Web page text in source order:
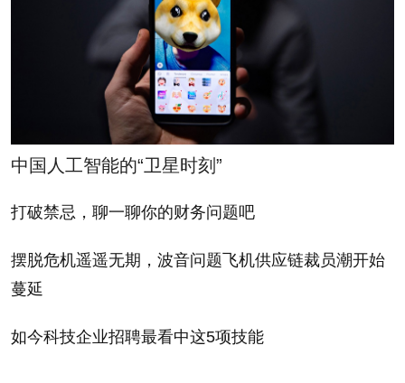
强生CEO 4 / 23
中国人工智能的“卫星时刻”
打破禁忌，聊一聊你的财务问题吧
摆脱危机遥遥无期，波音问题飞机供应链裁员潮开始
蔓延
如今科技企业招聘最看中这5项技能